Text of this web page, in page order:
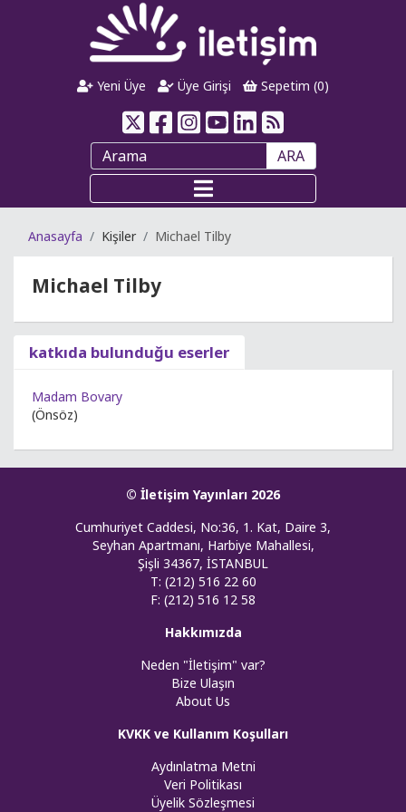
Yeni Üye Üye Girişi Sepetim (0)
ARA
Anasayfa Kişiler Michael Tilby
Michael Tilby
katkıda bulunduğu eserler
Madam Bovary
(Önsöz)
© İletişim Yayınları 2026
Cumhuriyet Caddesi, No:36, 1. Kat, Daire 3,
Seyhan Apartmanı, Harbiye Mahallesi,
Şişli 34367, İSTANBUL
T: (212) 516 22 60
F: (212) 516 12 58
Hakkımızda
Neden "İletişim" var?
Bize Ulaşın
About Us
KVKK ve Kullanım Koşulları
Aydınlatma Metni
Veri Politikası
Üyelik Sözleşmesi